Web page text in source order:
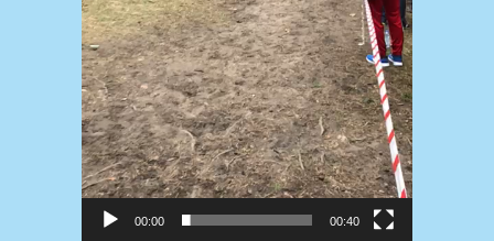
00:00 00:40